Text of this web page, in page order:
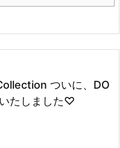
ついに、DO
たしました♡